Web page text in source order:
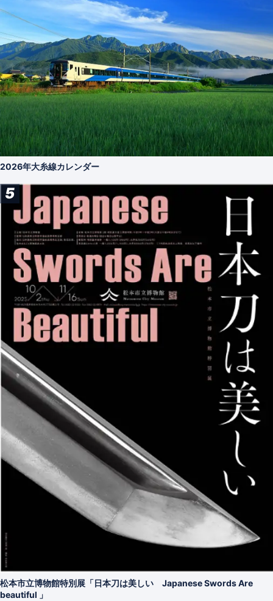
2026年大糸線カレンダー
5
松本市立博物館特別展「日本刀は美しい Japanese Swords Are
beautiful 」